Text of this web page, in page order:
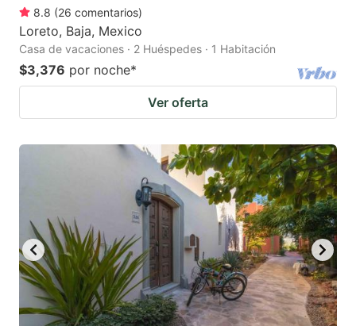
8.8 (26 comentarios)
Loreto, Baja, Mexico
Casa de vacaciones · 2 Huéspedes · 1 Habitación
$3,376 por noche*
Ver oferta